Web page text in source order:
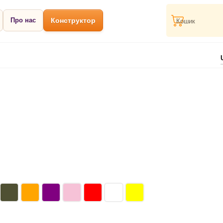
Про нас Конструктор Кошик